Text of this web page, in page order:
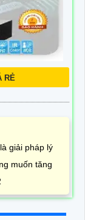
RẺ
giải pháp lý
muốn tăng